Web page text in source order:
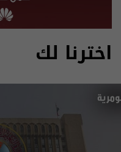
اخترنا لك